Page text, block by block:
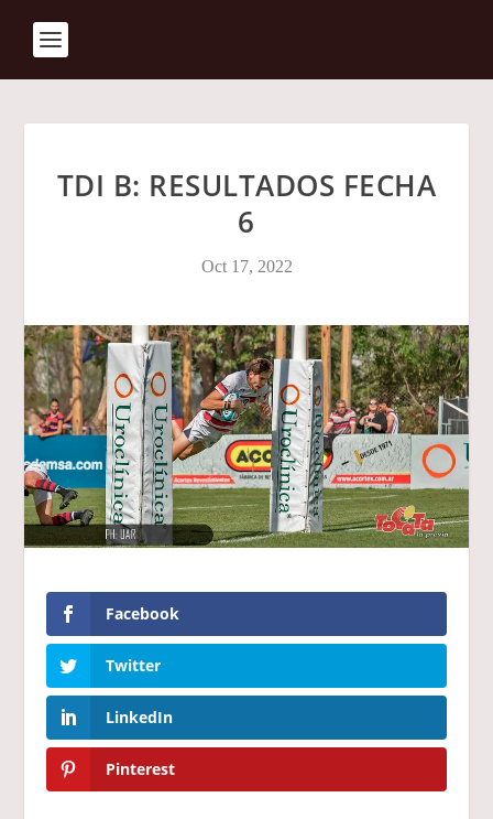
TDI B: RESULTADOS FECHA
6
Oct 17, 2022
Facebook
Twitter
LinkedIn
Pinterest